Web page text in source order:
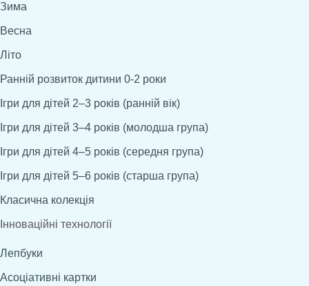
Зима
Весна
Літо
Ранній розвиток дитини 0-2 роки
Ігри для дітей 2–3 років (ранній вік)
Ігри для дітей 3–4 років (молодша група)
Ігри для дітей 4–5 років (середня група)
Ігри для дітей 5–6 років (старша група)
Класична колекція
Інноваційні технології
Лепбуки
Асоціативні картки